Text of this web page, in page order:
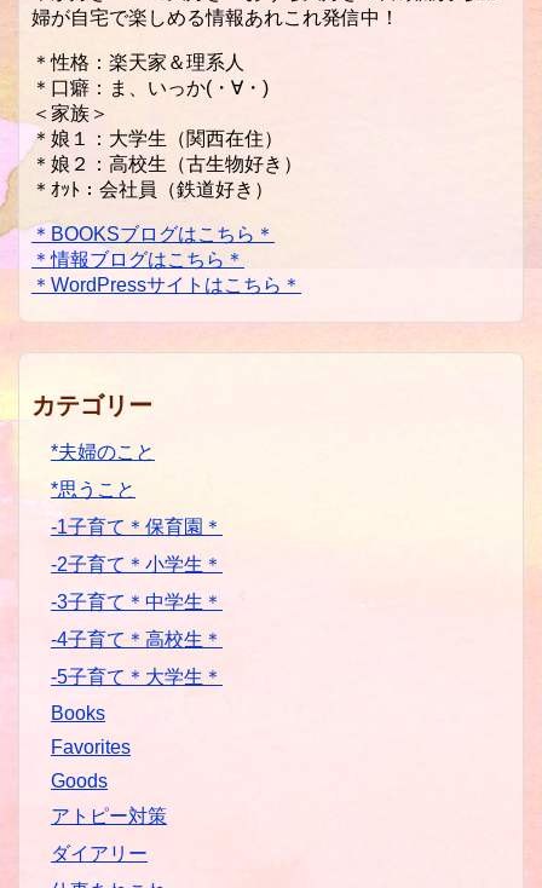
婦が自宅で楽しめる情報あれこれ発信中！
＊性格：楽天家＆理系人
＊口癖：ま、いっか(・∀・)
＜家族＞
＊娘１：大学生（関西在住）
＊娘２：高校生（古生物好き）
＊ｵｯﾄ：会社員（鉄道好き）
＊BOOKSブログはこちら＊
＊情報ブログはこちら＊
＊WordPressサイトはこちら＊
カテゴリー
*夫婦のこと
*思うこと
-1子育て＊保育園＊
-2子育て＊小学生＊
-3子育て＊中学生＊
-4子育て＊高校生＊
-5子育て＊大学生＊
Books
Favorites
Goods
アトピー対策
ダイアリー